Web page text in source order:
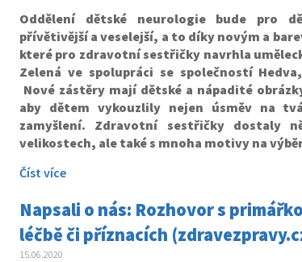
Oddělení dětské neurologie bude pro
přívětivější a veselejší, a to díky novým a
které pro zdravotní sestřičky navrhla
Zelená ve spolupráci se společností
Nové zástěry mají dětské a nápadité
aby dětem vykouzlily nejen úsměv na
zamyšlení. Zdravotní sestřičky dostaly
velikostech, ale také s mnoha motivy na
Číst více
Napsali o nás: Rozhovor s
léčbě či příznacích
15.06.2020